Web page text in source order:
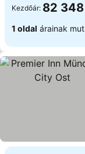
Kezdőár: 82
1 oldal árainak